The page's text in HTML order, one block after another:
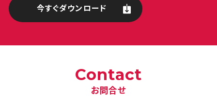
今すぐダウンロード
Contact
お問合せ